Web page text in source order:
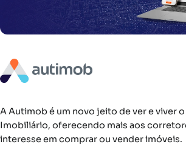
A Autimob é um novo jeito de ver e viver
Imobiliário, oferecendo mais aos
interesse em comprar ou vender imóveis.